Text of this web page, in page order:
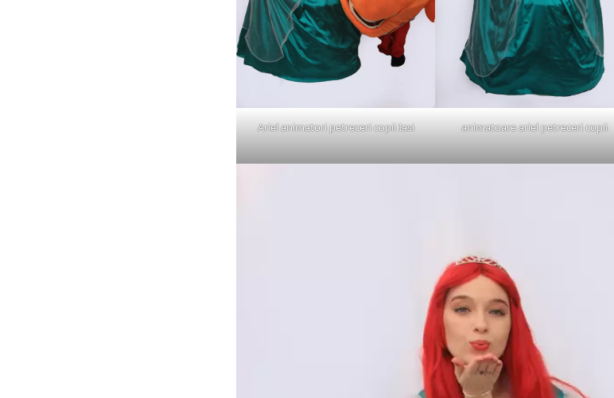
Ariel animatori petreceri copii Iasi animatoare ariel petreceri copii